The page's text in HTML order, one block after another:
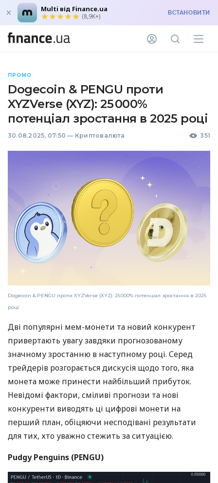
Multi від Finance.ua
(8,9K+) ВСТАНОВИТИ
ПРОМО
Dogecoin & PENGU проти
XYZVerse (XYZ): 25 000%
потенціал зростання в 2025 році
30.08.2025, 07:50 — Криптовалюта 351
Dogecoin & PENGU проти XYZVerse (XYZ): 25 000% потенціал зростання в 2025
році
Дві популярні мем-монети та новий конкурент
привертають увагу завдяки прогнозованому
значному зростанню в наступному році. Серед
трейдерів розгорається дискусія щодо того, яка
монета може принести найбільший прибуток.
Невідомі фактори, сміливі прогнози та нові
конкуренти виводять ці цифрові монети на
перший план, обіцяючи несподівані результати
для тих, хто уважно стежить за ситуацією.
Pudgy Penguins (PENGU)